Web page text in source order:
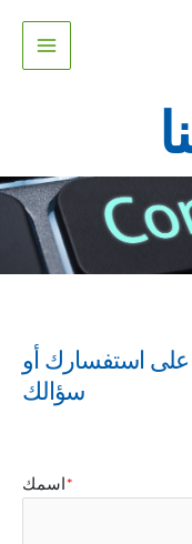
على استفسارك أو
سؤالك
اسمك *